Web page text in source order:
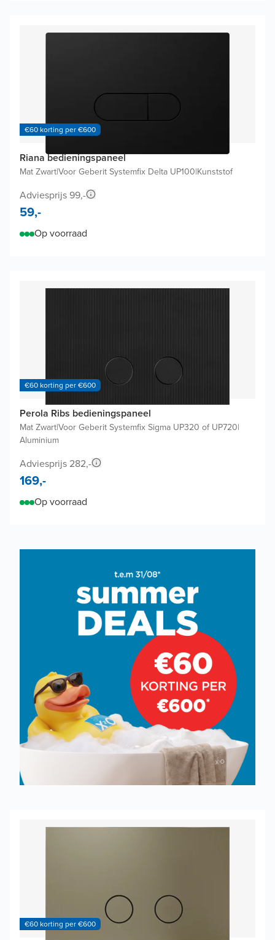
€60 korting per €600
Riana bedieningspaneel
Mat Zwart|Voor Geberit Systemfix Delta UP100|Kunststof
Adviesprijs 99,-
59,-
Op voorraad
€60 korting per €600
Perola Ribs bedieningspaneel
Mat Zwart|Voor Geberit Systemfix Sigma UP320 of UP720|
Aluminium
Adviesprijs 282,-
169,-
Op voorraad
€60 korting per €600